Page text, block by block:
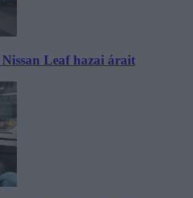
Leaf hazai árait